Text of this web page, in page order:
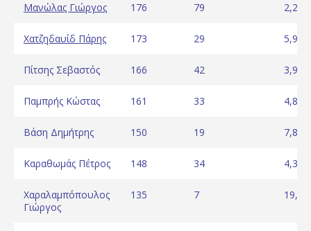
Μανώλας Γιώργος 176 79 2,23
Χατζηδαυίδ Πάρης 173 29 5,97
Πίτσης Σεβαστός 166 42 3,95
Παμπρής Κώστας 161 33 4,88
Βάση Δημήτρης 150 19 7,89
Καραθωμάς Πέτρος 148 34 4,35
Χαραλαμπόπουλος
Γιώργος
135 7 19,29